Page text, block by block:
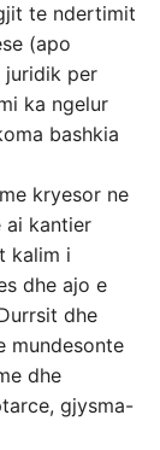
te ndertimit
(apo
juridik per
ka ngelur
bashkia
kryesor ne
ai kantier
kalim i
dhe ajo e
dhe
mundesonte
dhe
gjysma-